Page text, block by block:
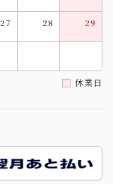
27 28 29
休業日